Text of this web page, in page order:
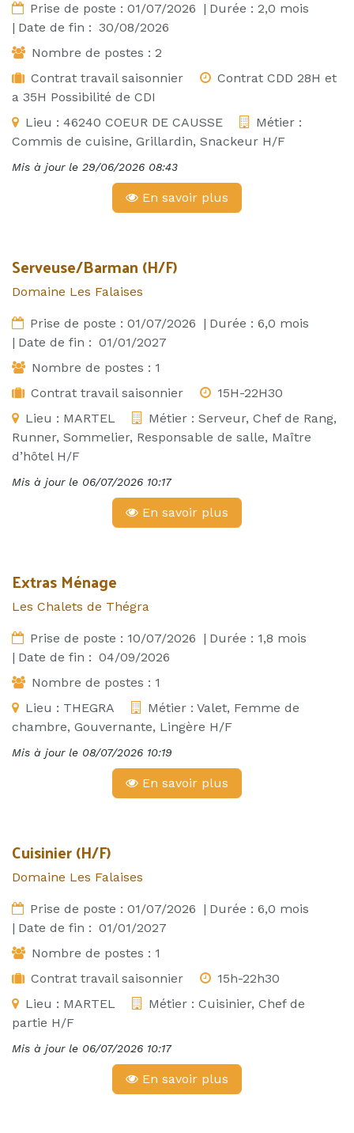
Prise de poste : 01/07/2026 | Durée : 2,0 mois
| Date de fin : 30/08/2026
Nombre de postes : 2
Contrat travail saisonnier
Contrat CDD 28H et
a 35H Possibilité de CDI
Lieu : 46240 COEUR DE CAUSSE
Métier :
Commis de cuisine, Grillardin, Snackeur H/F
Mis à jour le 29/06/2026 08:43
En savoir plus
Serveuse/Barman (H/F)
Domaine Les Falaises
Prise de poste : 01/07/2026 | Durée : 6,0 mois
| Date de fin : 01/01/2027
Nombre de postes : 1
Contrat travail saisonnier
15H-22H30
Lieu : MARTEL Métier : Serveur, Chef de Rang,
Runner, Sommelier, Responsable de salle, Maître
d’hôtel H/F
Mis à jour le 06/07/2026 10:17
En savoir plus
Extras Ménage
Les Chalets de Thégra
Prise de poste : 10/07/2026 | Durée : 1,8 mois
| Date de fin : 04/09/2026
Nombre de postes : 1
Lieu : THEGRA Métier : Valet, Femme de
chambre, Gouvernante, Lingère H/F
Mis à jour le 08/07/2026 10:19
En savoir plus
Cuisinier (H/F)
Domaine Les Falaises
Prise de poste : 01/07/2026 | Durée : 6,0 mois
| Date de fin : 01/01/2027
Nombre de postes : 1
Contrat travail saisonnier
15h-22h30
Lieu : MARTEL Métier : Cuisinier, Chef de
partie H/F
Mis à jour le 06/07/2026 10:17
En savoir plus